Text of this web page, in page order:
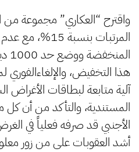
واقترح “العكاري” مجموعة
المرتبات بنسبة
هذا التخفيض،
آلية متابعة لبطاقات الأغراض
المستندية، والتأكد من أن
الأجنبي قد صرفه فعلياً في
أشد العقوبات على من زور